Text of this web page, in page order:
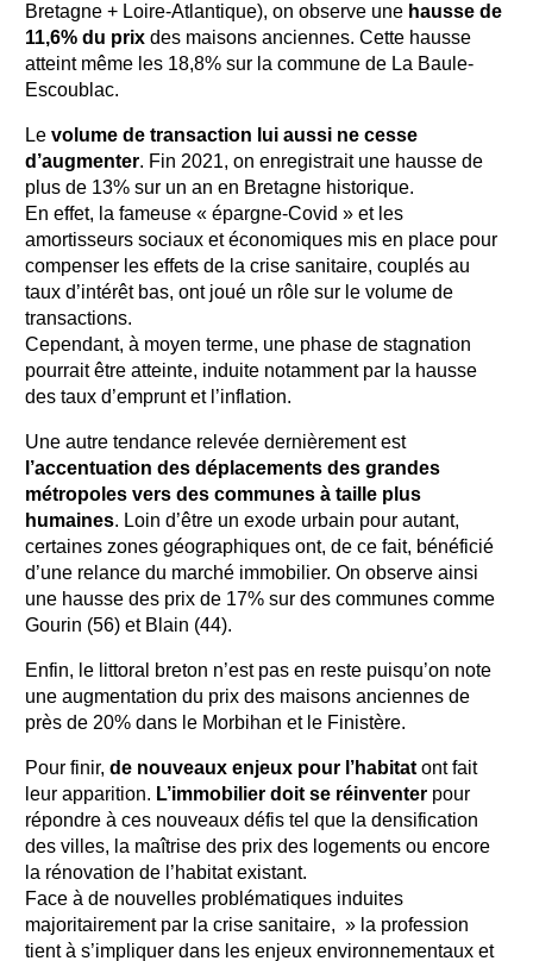
Bretagne + Loire-Atlantique), on observe une hausse de
11,6% du prix des maisons anciennes. Cette hausse
atteint même les 18,8% sur la commune de La Baule-
Escoublac.
Le volume de transaction lui aussi ne cesse
d’augmenter. Fin 2021, on enregistrait une hausse de
plus de 13% sur un an en Bretagne historique.
En effet, la fameuse « épargne-Covid » et les
amortisseurs sociaux et économiques mis en place pour
compenser les effets de la crise sanitaire, couplés au
taux d’intérêt bas, ont joué un rôle sur le volume de
transactions.
Cependant, à moyen terme, une phase de stagnation
pourrait être atteinte, induite notamment par la hausse
des taux d’emprunt et l’inflation.
Une autre tendance relevée dernièrement est
l’accentuation des déplacements des grandes
métropoles vers des communes à taille plus
humaines. Loin d’être un exode urbain pour autant,
certaines zones géographiques ont, de ce fait, bénéficié
d’une relance du marché immobilier. On observe ainsi
une hausse des prix de 17% sur des communes comme
Gourin (56) et Blain (44).
Enfin, le littoral breton n’est pas en reste puisqu’on note
une augmentation du prix des maisons anciennes de
près de 20% dans le Morbihan et le Finistère.
Pour finir, de nouveaux enjeux pour l’habitat ont fait
leur apparition. L’immobilier doit se réinventer pour
répondre à ces nouveaux défis tel que la densification
des villes, la maîtrise des prix des logements ou encore
la rénovation de l’habitat existant.
Face à de nouvelles problématiques induites
majoritairement par la crise sanitaire, » la profession
tient à s’impliquer dans les enjeux environnementaux et